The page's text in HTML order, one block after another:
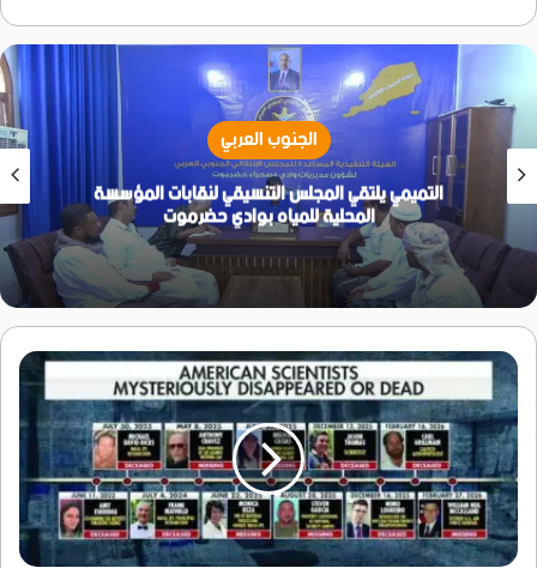
الجنوب العربي
رئيس مؤسسة رؤية عدن:نسعى لتمكين المرأة والشباب
وبناء مجتمع متكافل
اختفاءات
العلماء
النوويين..
اللغز
المُعتم
في
أمريكا